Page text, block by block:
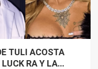
TULI ACOSTA
LUCK RA Y LA